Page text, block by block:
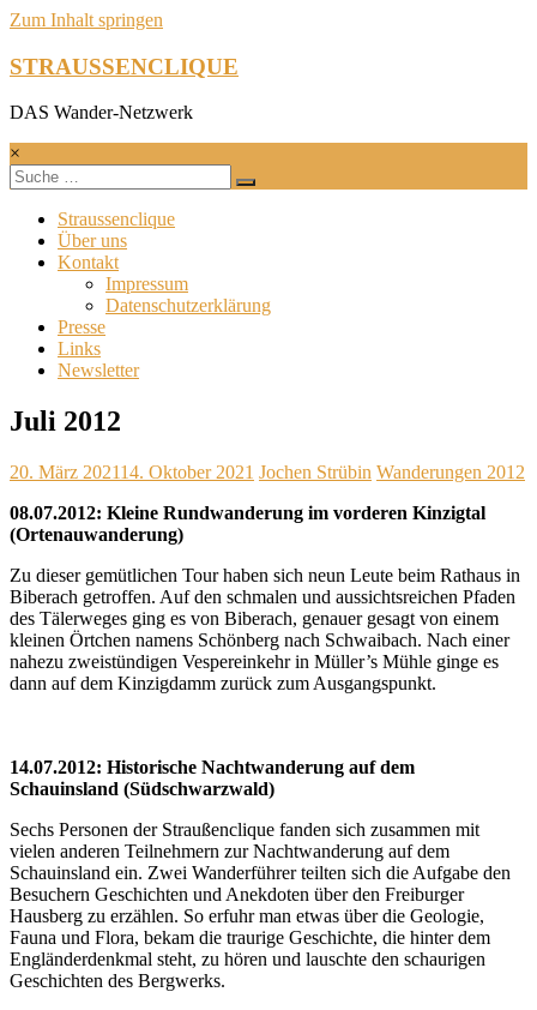
Zum Inhalt springen
STRAUSSENCLIQUE
DAS Wander-Netzwerk
×
Straussenclique
Über uns
Kontakt
Impressum
Datenschutzerklärung
Presse
Links
Newsletter
Juli 2012
20. März 202114. Oktober 2021 Jochen Strübin Wanderungen 2012
08.07.2012: Kleine Rundwanderung im vorderen Kinzigtal
(Ortenauwanderung)
Zu dieser gemütlichen Tour haben sich neun Leute beim Rathaus in
Biberach getroffen. Auf den schmalen und aussichtsreichen Pfaden
des Tälerweges ging es von Biberach, genauer gesagt von einem
kleinen Örtchen namens Schönberg nach Schwaibach. Nach einer
nahezu zweistündigen Vespereinkehr in Müller’s Mühle ginge es
dann auf dem Kinzigdamm zurück zum Ausgangspunkt.
14.07.2012: Historische Nachtwanderung auf dem
Schauinsland (Südschwarzwald)
Sechs Personen der Straußenclique fanden sich zusammen mit
vielen anderen Teilnehmern zur Nachtwanderung auf dem
Schauinsland ein. Zwei Wanderführer teilten sich die Aufgabe den
Besuchern Geschichten und Anekdoten über den Freiburger
Hausberg zu erzählen. So erfuhr man etwas über die Geologie,
Fauna und Flora, bekam die traurige Geschichte, die hinter dem
Engländerdenkmal steht, zu hören und lauschte den schaurigen
Geschichten des Bergwerks.